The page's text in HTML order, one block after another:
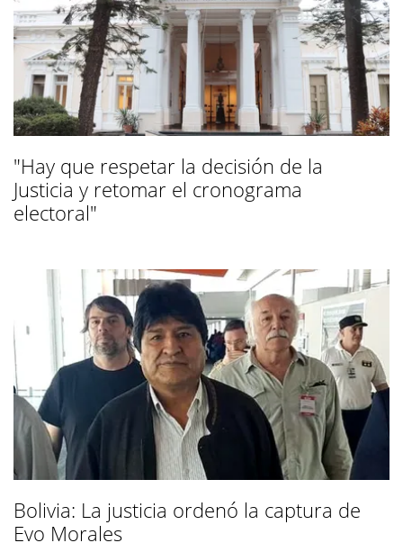
"Hay que respetar la decisión de la
Justicia y retomar el cronograma
electoral"
Bolivia: La justicia ordenó la captura de
Evo Morales